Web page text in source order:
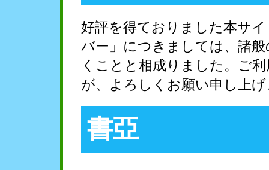
好評を得ておりました本サ
バー」につきましては、諸
くことと相成りました。ご
が、よろしくお願い申し上
書亞